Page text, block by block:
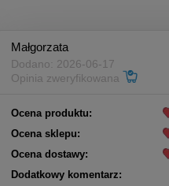
Małgorzata
Dodano: 2026-06-17
Opinia zweryfikowana
Ocena produktu:
Ocena sklepu:
Ocena dostawy:
Dodatkowy komentarz: